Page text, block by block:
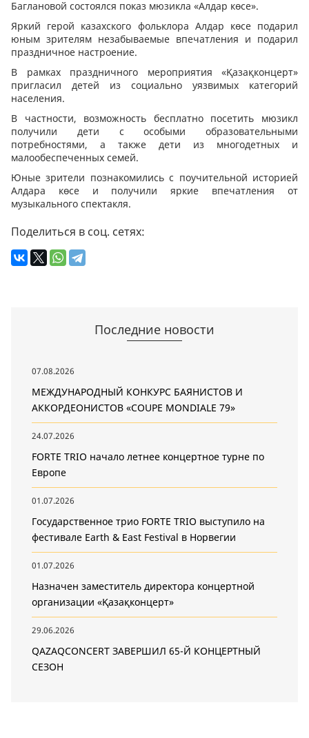
Последние новости
07.08.2026
МЕЖДУНАРОДНЫЙ КОНКУРС БАЯНИСТОВ И
АККОРДЕОНИСТОВ «COUPE MONDIALE 79»
24.07.2026
FORTE TRIO начало летнее концертное турне по
Европе
01.07.2026
Государственное трио FORTE TRIO выступило на
фестивале Earth & East Festival в Норвегии
01.07.2026
Назначен заместитель директора концертной
организации «Қазақконцерт»
29.06.2026
QAZAQCONCERT ЗАВЕРШИЛ 65-Й КОНЦЕРТНЫЙ
СЕЗОН
Баглановой состоялся показ мюзикла «Алдар көсе».
Яркий герой казахского фольклора Алдар көсе подарил
юным зрителям незабываемые впечатления и подарил
праздничное настроение.
В рамках праздничного мероприятия «Қазақконцерт»
пригласил детей из социально уязвимых категорий
населения.
В частности, возможность бесплатно посетить мюзикл
получили дети с особыми образовательными
потребностями, а также дети из многодетных и
малообеспеченных семей.
Юные зрители познакомились с поучительной историей
Алдара көсе и получили яркие впечатления от
музыкального спектакля.
Поделиться в соц. сетях: